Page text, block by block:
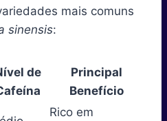
mais comuns
sinensis:
de
Principal
Benefício
Rico em